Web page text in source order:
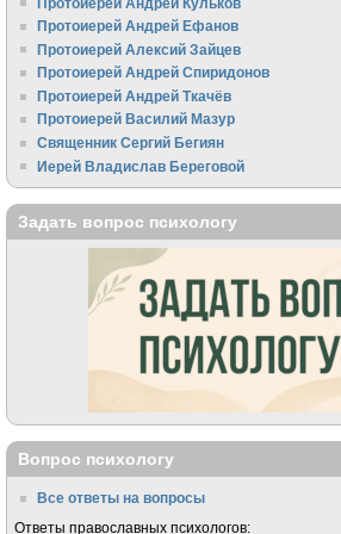
Протоиерей Андрей Ефанов
Протоиерей Алексий Зайцев
Протоиерей Андрей Спиридонов
Протоиерей Андрей Ткачёв
Протоиерей Василий Мазур
Священник Сергий Бегиян
Иерей Владислав Береговой
Задать вопрос психологу
Вопрос психологу
Все ответы на вопросы
Ответы православных психологов: